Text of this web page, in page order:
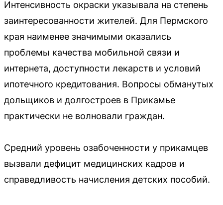
Интенсивность окраски указывала на степень
заинтересованности жителей. Для Пермского
края наименее значимыми оказались
проблемы качества мобильной связи и
интернета, доступности лекарств и условий
ипотечного кредитования. Вопросы обманутых
дольщиков и долгостроев в Прикамье
практически не волновали граждан.
Средний уровень озабоченности у прикамцев
вызвали дефицит медицинских кадров и
справедливость начисления детских пособий.